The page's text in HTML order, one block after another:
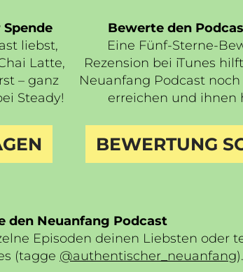
liebst,
Latte,
– ganz
Steady!
Bewerte den
Eine Fünf-Sterne-
Rezension bei iTunes
Neuanfang Podcast
erreichen und ihnen
BEWERTUNG
den Neuanfang Podcast
Episoden deinen Liebsten oder
(tagge @authentischer_neuanfang).